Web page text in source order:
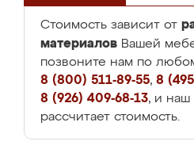
Стоимость зависит от
материалов Вашей
позвоните нам по
8 (800) 511-89-55, 8
8 (926) 409-68-13, и
рассчитает стоимость.